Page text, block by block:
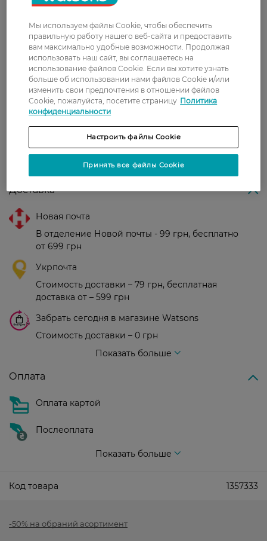
невротические, связанные со стрессом и
соматоморфные расстройства.
Страна-производитель:Украина.
Рейтинг и отзывы
0
З 0 відгуків
0 відгуків
Доставка
Новая почта
В отделение Новой почты - 99 грн, бесплатно
от 699 грн
Укрпочта
Стоимость доставки – 79 грн, бесплатная
доставка от – 599 грн
Забрать сегодня в магазине Watsons
Стоимость доставки – 0 грн
Показать больше
Оплата
Оплата картой
Послеоплата
Показать больше
Код товара 1357333
-50% на обраний асортимент
Мы используем файлы Cookie, чтобы обеспечить
правильную работу нашего веб-сайта и предоставить
вам максимально удобные возможности. Продолжая
использовать наш сайт, вы соглашаетесь на
использование файлов Cookie. Если вы хотите узнать
больше об использовании нами файлов Cookie и/или
изменить свои предпочтения в отношении файлов
Cookie, пожалуйста, посетите страницу Политика
конфиденциальности
Настроить файлы Cookie
Принять все файлы Cookie